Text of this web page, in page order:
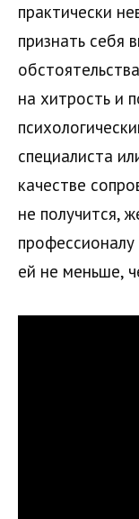
практически
признать себя
на хитрость и
специалиста
качестве
не получится,
ей не меньше,